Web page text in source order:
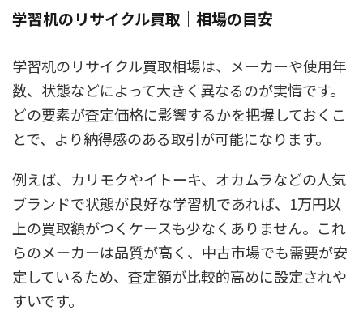
学習机のリサイクル買取｜相場の目安
学習机のリサイクル買取相場は、メーカーや使用年
数、状態などによって大きく異なるのが実情です。
どの要素が査定価格に影響するかを把握しておくこ
とで、より納得感のある取引が可能になります。
例えば、カリモクやイトーキ、オカムラなどの人気
ブランドで状態が良好な学習机であれば、1万円以
上の買取額がつくケースも少なくありません。これ
らのメーカーは品質が高く、中古市場でも需要が安
定しているため、査定額が比較的高めに設定されや
すいです。